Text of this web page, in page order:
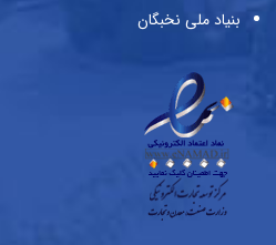
بنیاد ملی نخبگان